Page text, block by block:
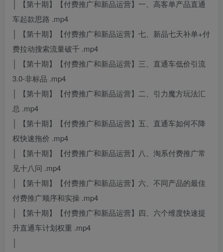
│ 【第十期】【付费推广和新品运营】一、高客单产品直通
车起款思路 .mp4
│ 【第十期】【付费推广和新品运营】七、新品七天补单+付
费拉动搜索流量破千 .mp4
│ 【第十期】【付费推广和新品运营】三、直通车低价引流
3.0-非标品 .mp4
│ 【第十期】【付费推广和新品运营】二、引力魔方玩法汇
总 .mp4
│ 【第十期】【付费推广和新品运营】五、直通车如何不降
权快速拖价 .mp4
│ 【第十期】【付费推广和新品运营】八、淘系付费推广常
见十八问 .mp4
│ 【第十期】【付费推广和新品运营】六、不同产品的最佳
付费推广顺序和实操 .mp4
│ 【第十期】【付费推广和新品运营】四、六个维度快速提
升直通车计划权重 .mp4